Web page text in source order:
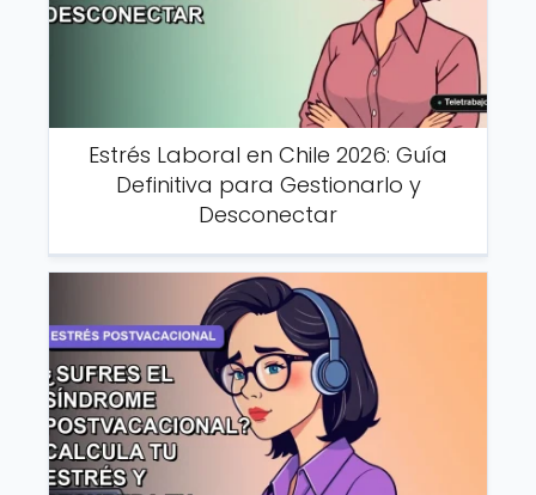
Estrés Laboral en Chile 2026: Guía
Definitiva para Gestionarlo y
Desconectar